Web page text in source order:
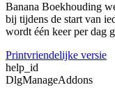
Banana Boekhouding
bij tijdens de start van
wordt één keer per dag
Printvriendelijke versie
help_id
DlgManageAddons